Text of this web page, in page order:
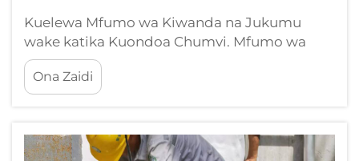
Kuelewa Mfumo wa Kiwanda na Jukumu
wake katika Kuondoa Chumvi. Mfumo wa
Kiwanda ni nini na unavyofanya kazi? Mifumo
ya kiwanda inawakilisha moja ya suluhisho za
kimekani zilizopo kila mahali katika vituo vya
mara kwa mara ili kufuta...
Ona Zaidi